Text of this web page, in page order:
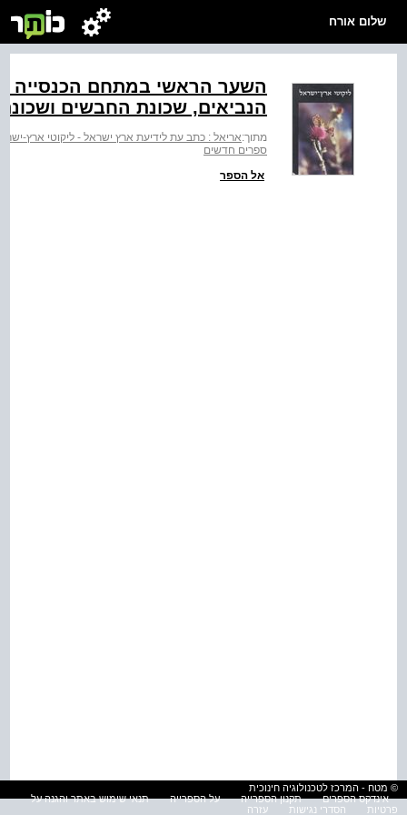
שלום אורח
השער הראשי במתחם הכנסייה
הנביאים, שכונת החבשים
מתוך:אריאל : כתב עת לידיעת ארץ ישראל - ליקוטי ארץ-
ספרים חדשים
אל הספר
© מטח - המרכז לטכנולוגיה חינוכית
אינדקס הספרים
תקנון הספרייה על הספרייה
תנאי שימוש באתר והגנה על
פרטיות
הסדרי נגישות עזרה